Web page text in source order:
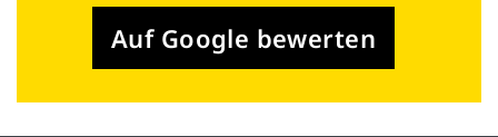
Auf Google bewerten